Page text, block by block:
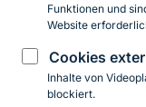
Funktionen und
Website
Cookies
Inhalte von
blockiert.